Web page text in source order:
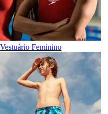
Vestuário Feminino